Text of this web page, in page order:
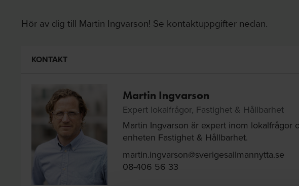
Hör av dig till Martin Ingvarson! Se kontaktuppgifter nedan.
KONTAKT
Martin Ingvarson
Expert lokalfrågor, Fastighet & Hållbarhet
Martin Ingvarson är expert inom lokalfrågor
enheten Fastighet & Hållbarhet.
martin.ingvarson@sverigesallmannytta.se
08-406 56 33